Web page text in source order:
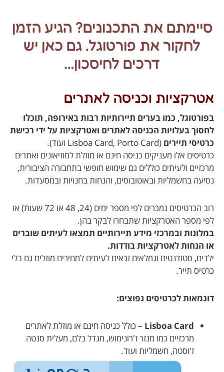
סיימתם את התכנונים? הגיע הזמן
לחקור את פורטוגל. גם כאן יש
דרכים לחיסכון…
אטרקציות וכניסה לאתרים
בפורטוגל, כמו בערים תיירותיות רבות באירופה, תוכלו
לחסוך בעלויות הכניסה לאתרים ואטרקציות על ידי רכישת
כרטיסי תיירים (Lisboa Card, Porto Card ועוד).
כרטיסים אלו מעניקים כניסה חינם או מוזלת למוזיאונים ואתרים
מרכזיים ולעיתים כוללים גם שימוש חופשי בתחבורה הציבורית,
נסיעה בחשמליות ובאוטובוסים, והנחות בחנויות ובמסעדות.
רוב הכרטיסים נמכרים לפי מספר ימים (24, 48 או 72 שעות) או
לפי מספר האטרקציות שתבחרו לבקר בהן.
במלונות ובמרכזי מידע תיירותיים תמצאו לעיתים שוברים
או הנחות לאטרקציות בודדות.
ילדים, סטודנטים וגמלאים זכאים לעיתים למחירים מוזלים גם בלי
כרטיס תייר.
דוגמאות לכרטיסים נפוצים:
Lisboa Card – כולל כניסה חינם או מוזלת לאתרים
מרכזיים כמו מנזר ז'רונימוש, מגדל בלם, מעלית סנטה
ז'וסטה, חשמליות ועוד.